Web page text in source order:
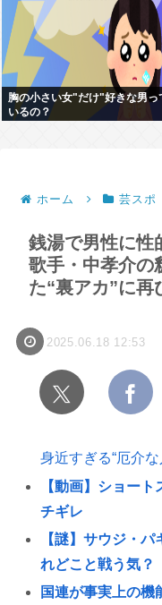
胸の小さい女"だけ"好きな男っ
いるの？
ホーム 芸スポ
銭湯で男性に性
歌手・中孝介
た“裏アカ”に再
2025.06.18 12:53
身近すぎる“厄介な
【動画】ショー
チギレ
【謎】サウジ・
れどこと戦う気？
国連が事実上の機